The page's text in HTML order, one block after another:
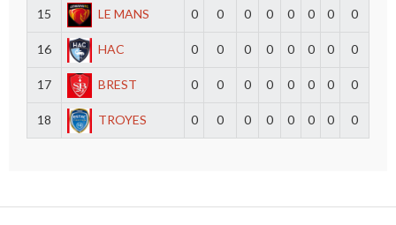
15 LE MANS 0 0 0 0 0 0 0 0
16 HAC 0 0 0 0 0 0 0 0
17 BREST 0 0 0 0 0 0 0 0
18 TROYES 0 0 0 0 0 0 0 0